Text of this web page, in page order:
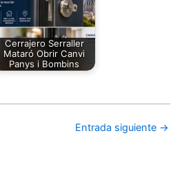
Cerrajero Serraller
Mataró Obrir Canvi
Panys i Bombins
Entrada siguiente →